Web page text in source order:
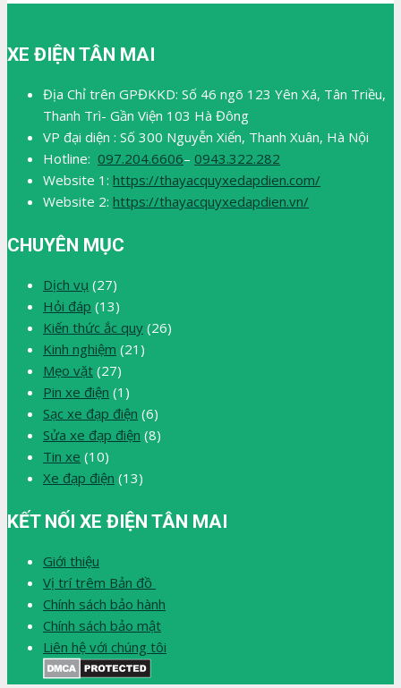
XE ĐIỆN TÂN MAI
Địa Chỉ trên GPĐKKD: Số 46 ngõ 123 Yên Xá, Tân Triều,
Thanh Trì- Gần Viện 103 Hà Đông
VP đại diện : Số 300 Nguyễn Xiển, Thanh Xuân, Hà Nội
Hotline: 097.204.6606– 0943.322.282
Website 1: https://thayacquyxedapdien.com/
Website 2: https://thayacquyxedapdien.vn/
CHUYÊN MỤC
Dịch vụ (27)
Hỏi đáp (13)
Kiến thức ắc quy (26)
Kinh nghiệm (21)
Mẹo vặt (27)
Pin xe điện (1)
Sạc xe đạp điện (6)
Sửa xe đạp điện (8)
Tin xe (10)
Xe đạp điện (13)
KẾT NỐI XE ĐIỆN TÂN MAI
Giới thiệu
Vị trí trêm Bản đồ
Chính sách bảo hành
Chính sách bảo mật
Liên hệ với chúng tôi